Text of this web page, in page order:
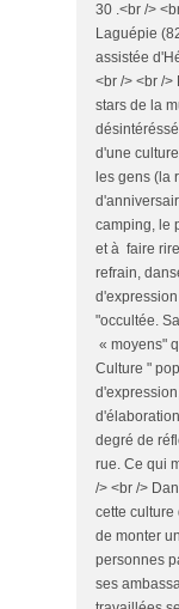
30 .<br />
Laguépie
assistée
<br /> <br />
stars de la
d'une
les gens (la
camping, le
et à faire
refrain,
"occultée.
« moyens"
Culture "
degré de
rue. Ce qui
/> <br />
cette culture
de monter
personnes
ses